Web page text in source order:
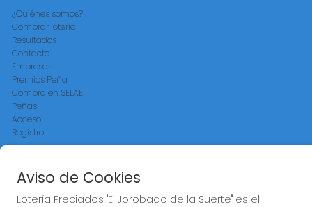
¿Quiénes somos?
Comprar lotería
Resultados
Contacto
Empresas
Premios Peña
Compra en SELAE
Peñas
Acceso
Registro
Aviso de Cookies
Lotería Preciados "El Jorobado de la Suerte" es el